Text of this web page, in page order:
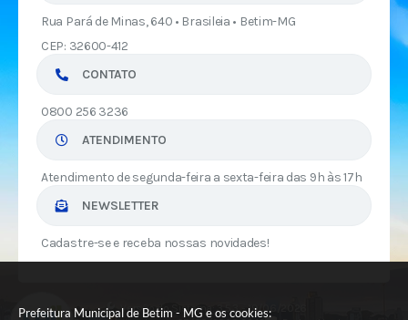
Prefeitura Municipal de Betim - MG e os cookies:
Rua Pará de Minas, 640 • Brasileia • Betim-MG
CEP: 32600-412
CONTATO
0800 256 3236
ATENDIMENTO
Atendimento de segunda-feira a sexta-feira das 9h às 17h
NEWSLETTER
Cadastre-se e receba nossas novidades!
Versão do Sistema:3.5.3 - 19/06/2026